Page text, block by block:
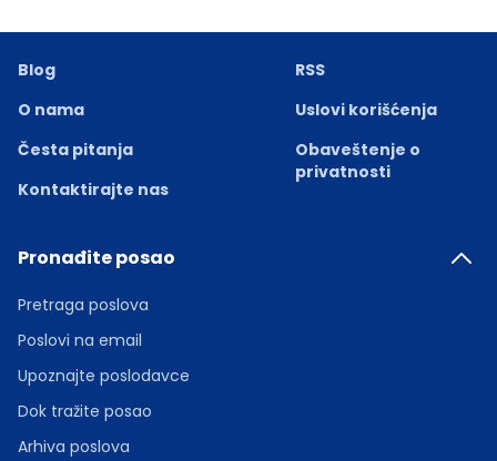
Blog
O nama
Česta pitanja
Kontaktirajte nas
RSS
Uslovi korišćenja
Obaveštenje o
privatnosti
Pronađite posao
Pretraga poslova
Poslovi na email
Upoznajte poslodavce
Dok tražite posao
Arhiva poslova